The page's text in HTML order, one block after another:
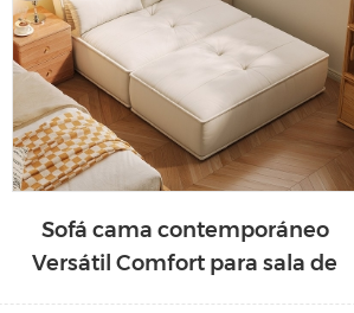
Sofá cama contemporáneo
Versátil Comfort para sala de